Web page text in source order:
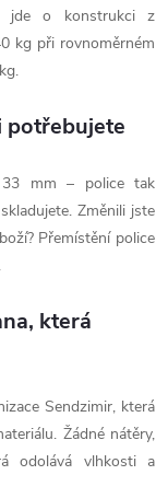
jde o konstrukci z
kg při rovnoměrném
potřebujete
33 mm – police tak
Změnili jste
Přemístění police
která
Sendzimir, která
Žádné nátěry,
odolává vlhkosti a